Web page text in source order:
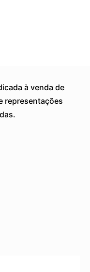
à venda de
representações